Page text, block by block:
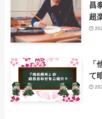
昌
超
「
て